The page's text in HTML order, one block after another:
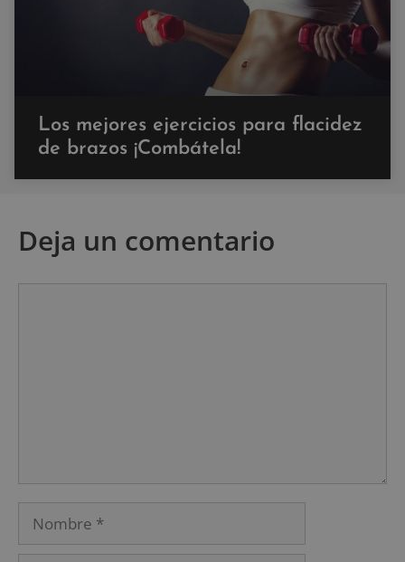
Los mejores ejercicios para flacidez
de brazos ¡Combátela!
Deja un comentario